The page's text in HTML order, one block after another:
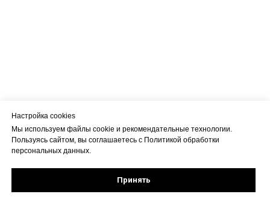
Настройка cookies
Мы используем файлы cookie и рекомендательные технологии.
Пользуясь сайтом, вы соглашаетесь с Политикой обработки
персональных данных.
Принять